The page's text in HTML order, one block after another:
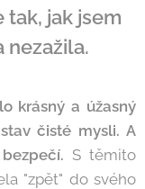
tak, jak jsem
nezažila.
krásný a úžasný
čisté mysli. A
S těmito
"zpět" do svého